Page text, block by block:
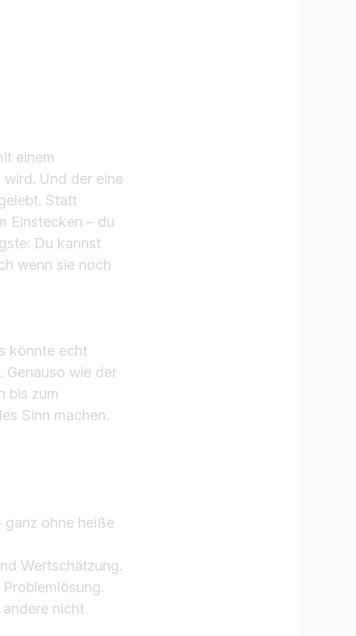
einem
Und der eine
Statt
Einstecken – du
Du kannst
wenn sie noch
könnte echt
Genauso wie der
bis zum
Sinn machen.
ganz ohne heiße
Wertschätzung.
nicht
Jobs finden